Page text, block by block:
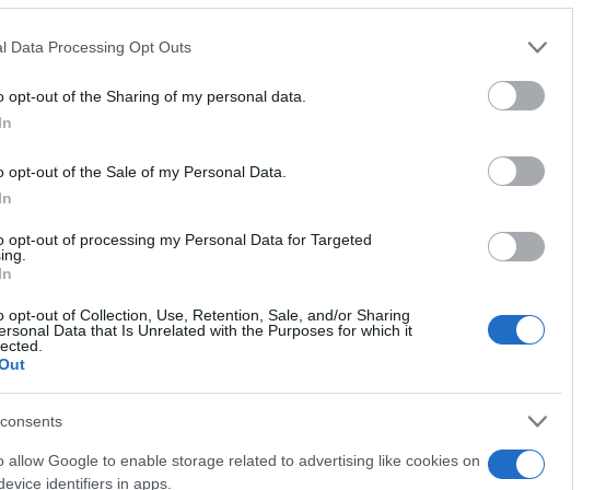
Data Processing Opt Outs
opt-out of the Sharing of my personal data.
opt-out of the Sale of my Personal Data.
opt-out of processing my Personal Data for Targeted
opt-out of Collection, Use, Retention, Sale, and/or Sharing
Data that Is Unrelated with the Purposes for which it
allow Google to enable storage related to advertising like cookies on
identifiers in apps.
közös határán évek óta arról hírhedt, hogy
pontja az Európai Unióba.
a rövid életű reformkormányt vezető korrupcióellenes
egy bűnözői csoport – az előző politikai kormányok alatt –
mennyiségű élelmiszert az EU-ba megfelelő ellenőrzés
Petkov miniszterelnök, aki alig hét hónapja került hivatalba
a múlt héten lemondott, miután elvesztette a
azonban, akik még mindig hivatalban vannak,
a hatalmat, a határon egy szervezett bűnözői csoport
kapó kampányt fokoznak.